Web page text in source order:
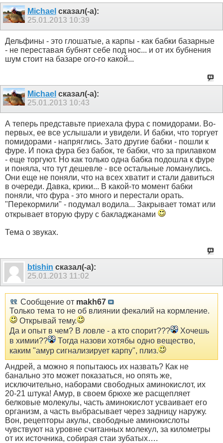
Michael сказал(-а):
25.01.2013 10:39
Дельфины - это глошатые, а карпы - как бабки базарные
- не переставая бубнят себе под нос... и от их бубнения
шум стоит на базаре ого-го какой...
Michael сказал(-а):
25.01.2013 10:43
А теперь представьте приехала фура с помидорами. Во-
первых, ее все услышали и увидели. И бабки, что торгует
помидорами - напряглись. Зато другие бабки - пошли к
фуре. И пока фура без бабок, те бабки, что за прилавком
- еще торгуют. Но как только одна бабка подошла к фуре
и поняла, что тут дешевле - все остальные ломанулись.
Они еще не поняли, что на всех хватит и стали давиться
в очереди. Давка, крики... В какой-то момент бабки
поняли, что фура - это много и перестали орать.
"Перекормили" - подумал водила... Закрывает томат или
открывает вторую фуру с бакладжанами
Тема о звуках.
btishin сказал(-а):
25.01.2013 11:02
Сообщение от makh67
Только тема то не об влиянии фекалий на кормление.
Открывай тему.
Да и опыт в чем? В ловле - а кто спорит???
Хочешь
в химии??
Тогда назови хотябы одно вещество,
каким "амур сигнализирует карпу", плиз.
Андрей, а можно я попытаюсь их назвать? Как не
банально это может показаться, но опять же,
исключительно, наборами свободных аминокислот, их
20-21 штука! Амур, в своем брюхе же расщепляет
белковые молекулы, часть аминокислот усваивает его
организм, а часть выбрасывает через задницу наружу.
Вон, рецепторы акулы, свободные аминокислоты
чувствуют на уровне считанных молекул, за километры
от их источника, собирая стаи зубатых….